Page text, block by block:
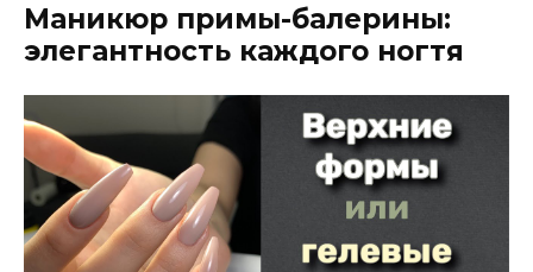
Маникюр примы-балерины:
элегантность каждого ногтя